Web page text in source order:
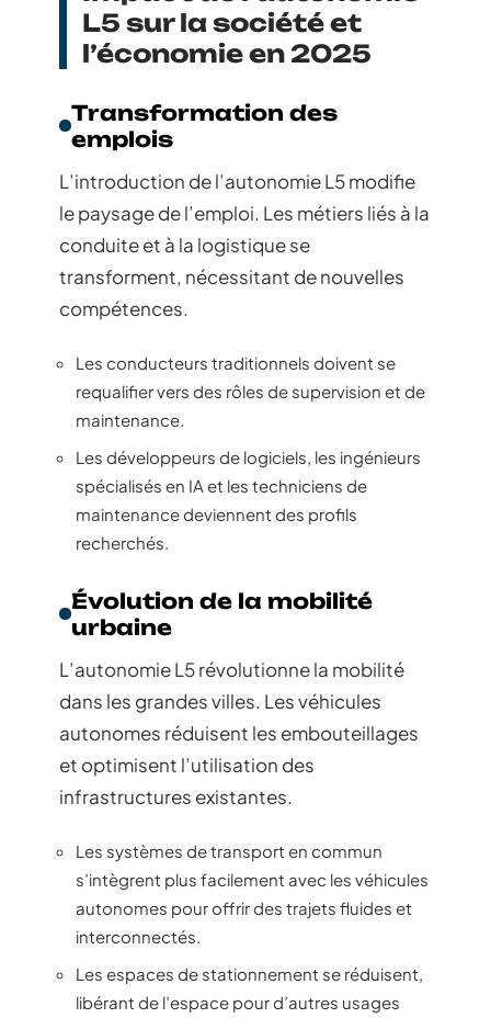
L5 sur la société et
l’économie en 2025
Transformation des
emplois
L’introduction de l’autonomie L5 modifie
le paysage de l’emploi. Les métiers liés à la
conduite et à la logistique se
transforment, nécessitant de nouvelles
compétences.
Les conducteurs traditionnels doivent se
requalifier vers des rôles de supervision et de
maintenance.
Les développeurs de logiciels, les ingénieurs
spécialisés en IA et les techniciens de
maintenance deviennent des profils
recherchés.
Évolution de la mobilité
urbaine
L’autonomie L5 révolutionne la mobilité
dans les grandes villes. Les véhicules
autonomes réduisent les embouteillages
et optimisent l’utilisation des
infrastructures existantes.
Les systèmes de transport en commun
s’intègrent plus facilement avec les véhicules
autonomes pour offrir des trajets fluides et
interconnectés.
Les espaces de stationnement se réduisent,
libérant de l’espace pour d’autres usages